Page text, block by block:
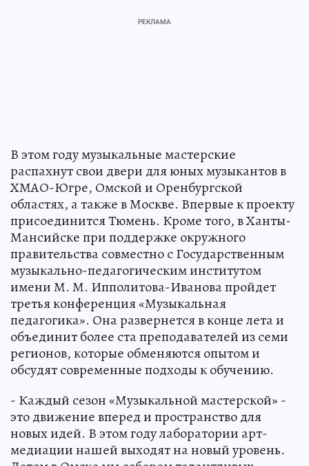
В этом году музыкальные мастерские
распахнут свои двери для юных музыкантов в
ХМАО-Югре, Омской и Оренбургской
областях, а также в Москве. Впервые к проекту
присоединится Тюмень. Кроме того, в Ханты-
Мансийске при поддержке окружного
правительства совместно с Государственным
музыкально-педагогическим институтом
имени М. М. Ипполитова-Иванова пройдет
третья конференция «Музыкальная
педагогика». Она развернется в конце лета и
объединит более ста преподавателей из семи
регионов, которые обменяются опытом и
обсудят современные подходы к обучению.
- Каждый сезон «Музыкальной мастерской» -
это движение вперед и пространство для
новых идей. В этом году лаборатории арт-
медиации нашей выходят на новый уровень.